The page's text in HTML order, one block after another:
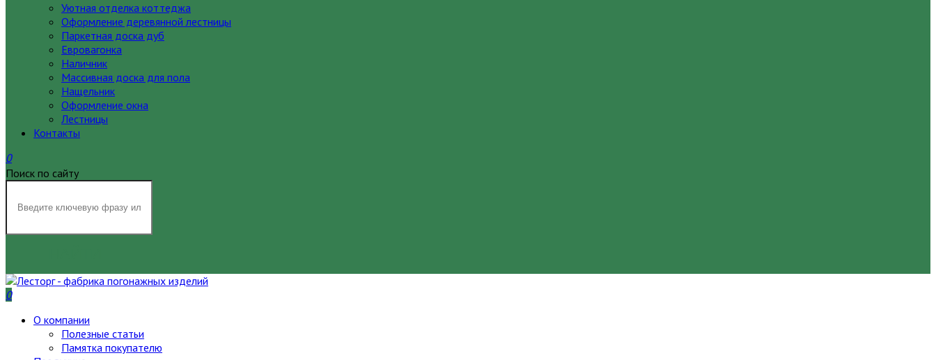
Уютная отделка коттеджа
Оформление деревянной лестницы
Паркетная доска дуб
Евровагонка
Наличник
Массивная доска для пола
Нащельник
Оформление окна
Лестницы
Контакты
0
Поиск по сайту
0
О компании
Полезные статьи
Памятка покупателю